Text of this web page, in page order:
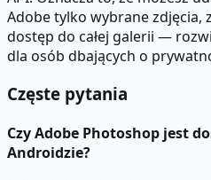
Adobe tylko wybrane zdjęcia,
dostęp do całej galerii —
dla osób dbających o
Częste pytania
Czy Adobe Photoshop jest
Androidzie?